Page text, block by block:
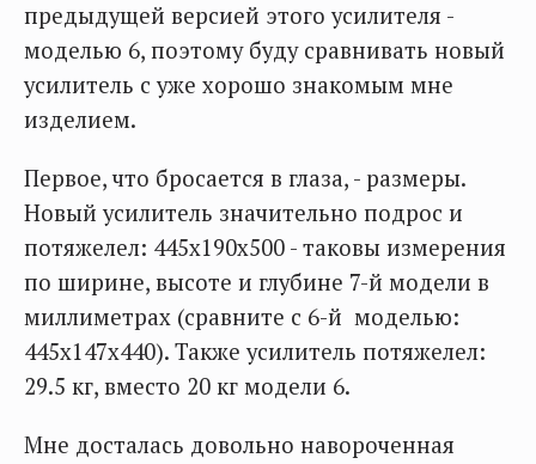
предыдущей версией этого усилителя -
моделью 6, поэтому буду сравнивать новый
усилитель с уже хорошо знакомым мне
изделием.
Первое, что бросается в глаза, - размеры.
Новый усилитель значительно подрос и
потяжелел: 445х190х500 - таковы измерения
по ширине, высоте и глубине 7-й модели в
миллиметрах (сравните с 6-й моделью:
445х147х440). Также усилитель потяжелел:
29.5 кг, вместо 20 кг модели 6.
Мне досталась довольно навороченная